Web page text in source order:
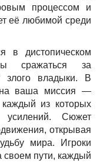
процессом и
её любимой среди
в дистопическом
сражаться за
злого владыки. В
ваша миссия —
из которых
усилений. Сюжет
открывая
мира. Игроки
своем пути, каждый